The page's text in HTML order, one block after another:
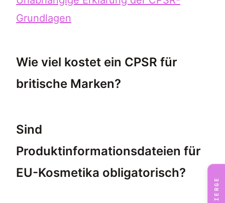
Grundlagen
Wie viel kostet ein CPSR für
britische Marken?
Sind
Produktinformationsdateien für
EU-Kosmetika obligatorisch?